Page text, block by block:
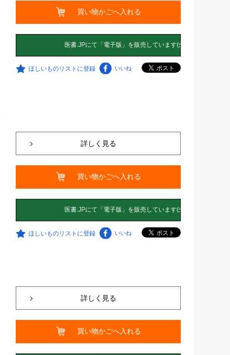
買い物かごへ入れる
ほしいものリストに登録 いいね
詳しく見る
買い物かごへ入れる
ほしいものリストに登録 いいね
詳しく見る
買い物かごへ入れる